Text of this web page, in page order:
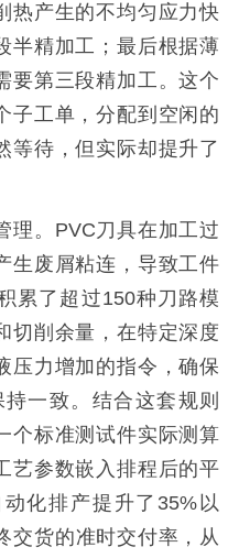
热产生的不均匀应力快
半精加工；最后根据薄
要第三段精加工。这个
子工单，分配到空闲的
等待，但实际却提升了
理。PVC刀具在加工过
生废屑粘连，导致工件
累了超过150种刀路模
切削余量，在特定深度
压力增加的指令，确保
一致。结合这套规则
个标准测试件实际测算
艺参数嵌入排程后的平
化排产提升了35%以
交货的准时交付率，从